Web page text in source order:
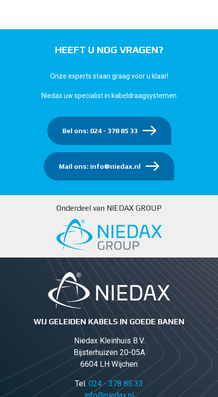
HEEFT U NOG VRAGEN?
Onze experts staan graag voor u klaar!
Niedax uw specialist in kabeldraagsystemen
Bel ons: 024 - 378 85 33
Mail ons: info@niedax.nl
Onderdeel van NIEDAX GROUP
WIJ GELEIDEN KABELS IN GOEDE BANEN
Niedax Kleinhuis B.V.
Bijsterhuizen 20-05A
6604 LH Wijchen
Tel. 024 - 378 85 33